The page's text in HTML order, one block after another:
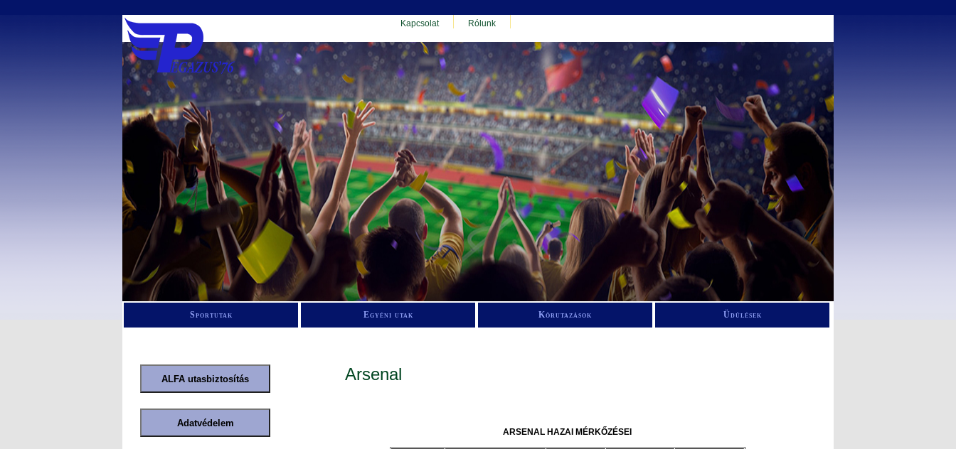
Kapcsolat Rólunk
Sportutak Egyéni utak Körutazások Üdülések
Arsenal
ARSENAL HAZAI MÉRKŐZÉSEI